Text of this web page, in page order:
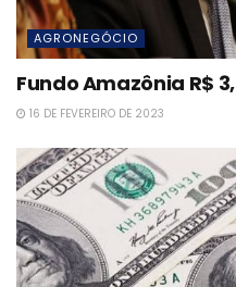
AGRONEGÓCIO
Fundo Amazônia R$
16 DE FEVEREIRO DE 2023